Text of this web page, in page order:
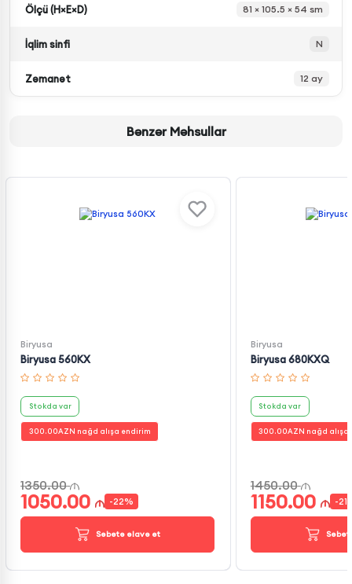
Ölçü (H×E×D) 81 × 105.5 × 54 sm
İqlim sinfi N
Zəmanət 12 ay
Bənzər Məhsullar
Biryusa
Biryusa 560KX
Stokda var
300.00AZN nağd alışa endirim
1350.00
1050.00 -22%
Səbətə əlavə et
Biryusa
Biryusa 680KXQ
Stokda var
300.00AZN nağd alışa
1450.00
1150.00 -21